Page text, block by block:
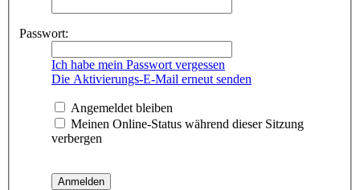
Passwort:
Ich habe mein Passwort vergessen
Die Aktivierungs-E-Mail erneut senden
Angemeldet bleiben
Meinen Online-Status während dieser Sitzung
verbergen